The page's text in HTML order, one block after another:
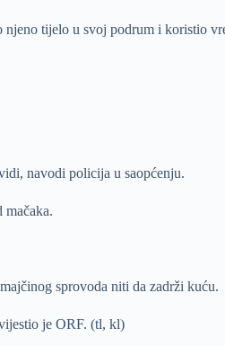
tijelo u svoj podrum i koristio
navodi policija u saopćenju.
sprovoda niti da zadrži kuću.
je ORF. (tl, kl)